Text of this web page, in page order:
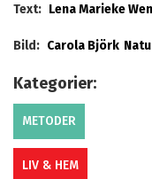
Text: Lena Marieke
Bild: Carola Björk
Kategorier:
METODER
LIV & HEM